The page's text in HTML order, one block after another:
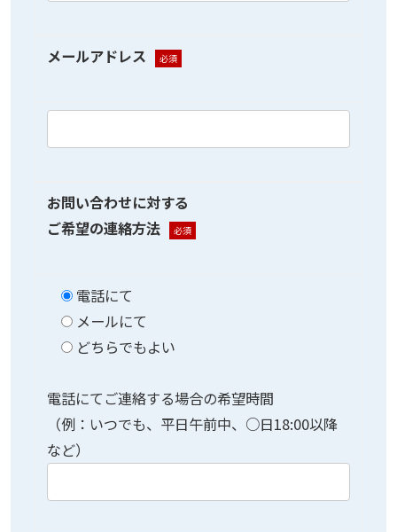
メールアドレス 必須
お問い合わせに対する
ご希望の連絡方法
必須
電話にて
メールにて
どちらでもよい
電話にてご連絡する場合の希望時間
（例：いつでも、平日午前中、○日18:00以降
など）